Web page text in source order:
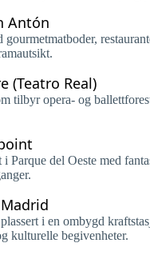
Antón
(Teatro Real)
tilbyr opera- og
Parque del Oeste med
i en ombygd
kulturelle begivenheter.